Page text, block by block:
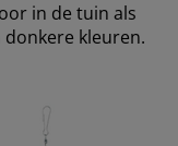
in de tuin als
kleuren.